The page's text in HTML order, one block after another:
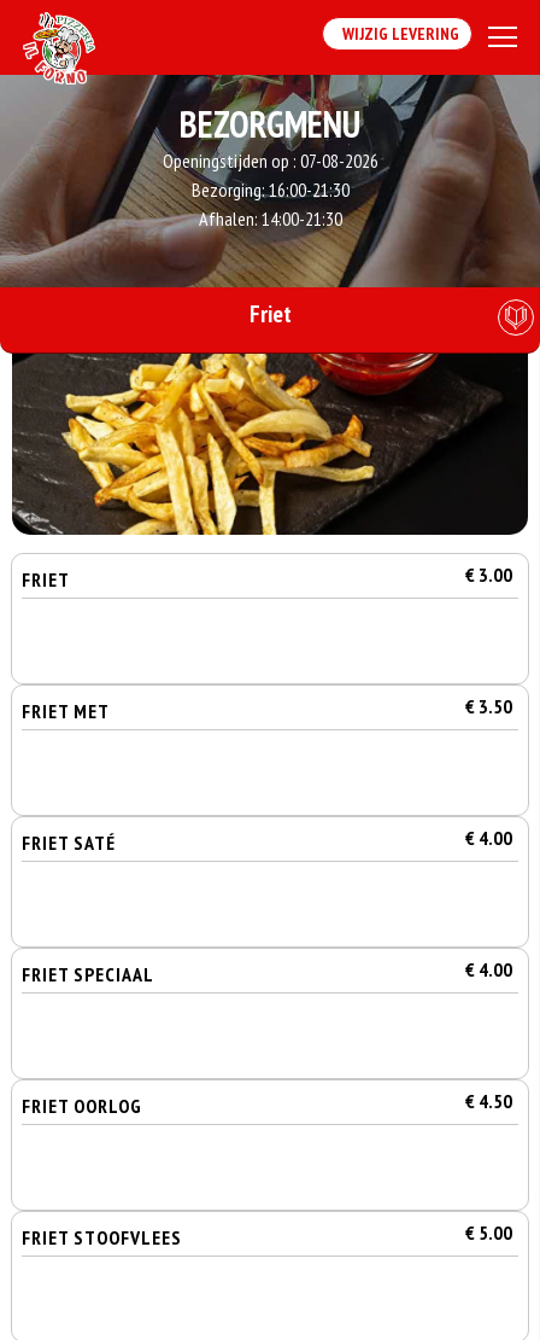
WIJZIG LEVERING
BEZORGMENU
Openingstijden op : 07-08-2026
Bezorging:16:00-21:30
Afhalen:14:00-21:30
Friet
FRIET € 3.00
FRIET MET € 3.50
FRIET SATÉ € 4.00
FRIET SPECIAAL € 4.00
FRIET OORLOG € 4.50
FRIET STOOFVLEES € 5.00